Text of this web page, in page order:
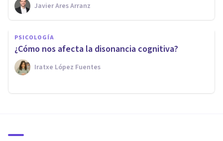
Javier Ares Arranz
PSICOLOGÍA
¿Cómo nos afecta la disonancia cognitiva?
Iratxe López Fuentes